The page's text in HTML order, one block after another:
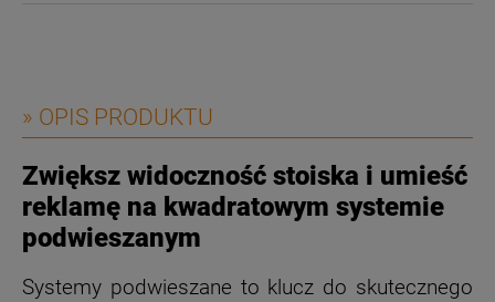
» OPIS PRODUKTU
Zwiększ widoczność stoiska i umieść
reklamę na kwadratowym systemie
podwieszanym
Systemy podwieszane to klucz do skutecznego